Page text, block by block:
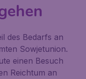
des Bedarfs an
Sowjetunion.
einen Besuch
Reichtum an